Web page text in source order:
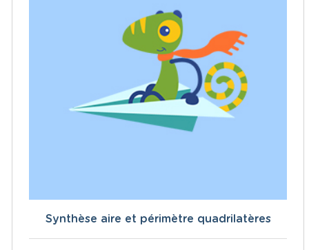
Synthèse aire et périmètre quadrilatères